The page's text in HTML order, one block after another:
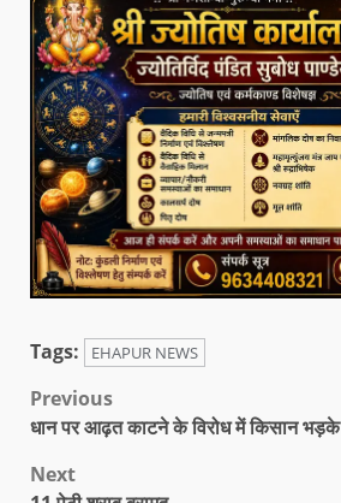
Tags: EHAPUR NEWS
Previous
धान पर आढ़त काटने के विरोध में किसान भड़के
Next